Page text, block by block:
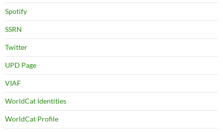
Spotify
SSRN
Twitter
UPD Page
VIAF
WorldCat Identities
WorldCat Profile